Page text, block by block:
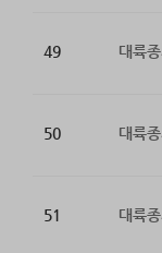
49 대륙
50 대륙
51 대륙